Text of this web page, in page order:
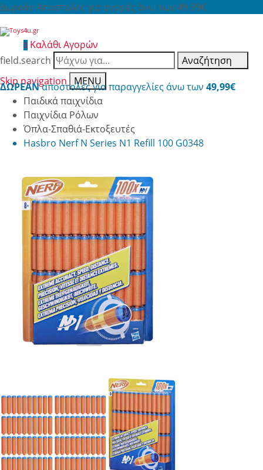
Δωρεάν Αποστολές για αγορές άνω των 49,99€
0 Καλάθι Αγορών
field.search
Αναζήτηση
Skip navigation
MENU
ΔΩΡΕΑΝαποστολές για παραγγελίες άνω των 49,99€
Παιδικά παιχνίδια
Παιχνίδια Ρόλων
Όπλα-Σπαθιά-Εκτοξευτές
Hasbro Nerf N Series N1 Refill 100 G0348